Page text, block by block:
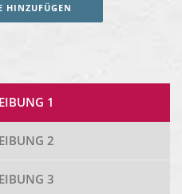
HINZUFÜGEN
1
2
3